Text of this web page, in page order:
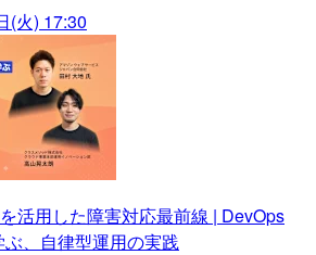
(火) 17:30
活用した障害対応最前線 | DevOps
、自律型運用の実践